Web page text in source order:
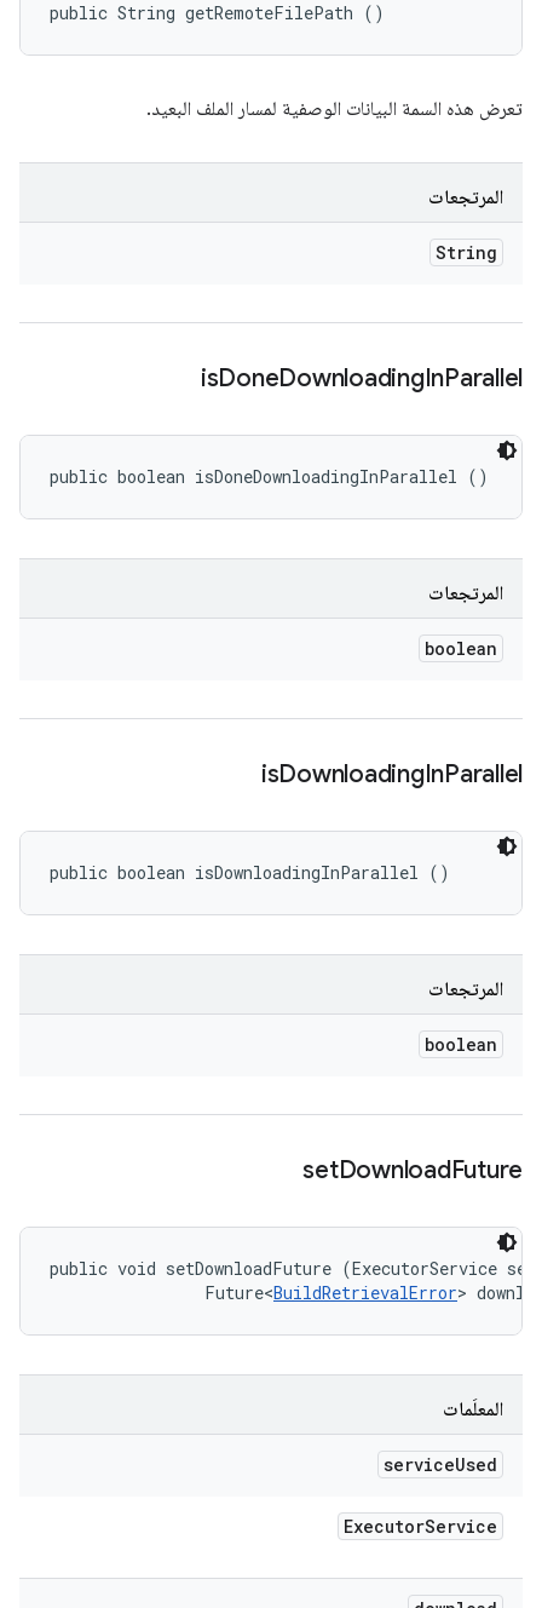
public String getRemoteFilePath ()
تعرض هذه السمة البيانات الوصفية لمسار الملف البعيد.
المرتجعات
String
isDoneDownloadingInParallel
public boolean isDoneDownloadingInParallel ()
المرتجعات
boolean
isDownloadingInParallel
public boolean isDownloadingInParallel ()
المرتجعات
boolean
setDownloadFuture
public void setDownloadFuture (ExecutorService
                Future<
BuildRetrievalError>
المعلَمات
serviceUsed
ExecutorService